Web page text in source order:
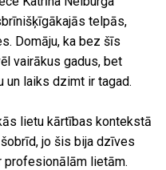
telpās,
Domāju, ka bez šīs
vairākus gadus, bet
un laiks dzimt ir tagad.
lietu kārtības kontekstā
jo šis bija dzīves
profesionālām lietām.